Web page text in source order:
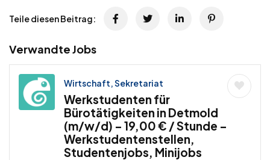
Teile diesen Beitrag:
Verwandte Jobs
Wirtschaft, Sekretariat
Werkstudenten für
Bürotätigkeiten in Detmold
(m/w/d) – 19,00 € / Stunde –
Werkstudentenstellen,
Studentenjobs, Minijobs